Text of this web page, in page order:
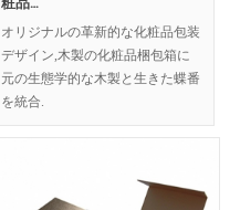
粧品…
オリジナルの革新的な化粧品包装
デザイン,木製の化粧品梱包箱に
元の生態学的な木製と生きた蝶番
を統合.